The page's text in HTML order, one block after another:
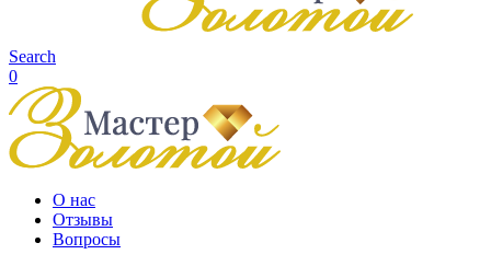
Search
0
О нас
Отзывы
Вопросы